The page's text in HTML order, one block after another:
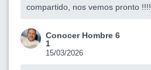
compartido, nos vemos pronto !!!!
Conocer Hombre 6
1
15/03/2026